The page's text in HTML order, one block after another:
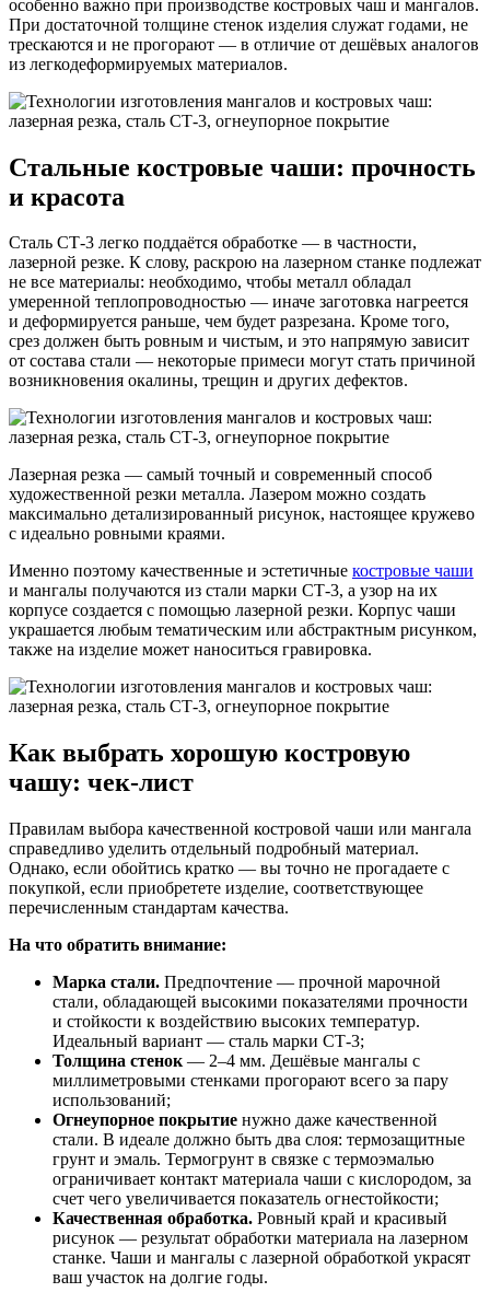
особенно важно при производстве костровых чаш и мангалов.
При достаточной толщине стенок изделия служат годами, не
трескаются и не прогорают — в отличие от дешёвых аналогов
из легкодеформируемых материалов.
Стальные костровые чаши: прочность
и красота
Сталь СТ-3 легко поддаётся обработке — в частности,
лазерной резке. К слову, раскрою на лазерном станке подлежат
не все материалы: необходимо, чтобы металл обладал
умеренной теплопроводностью — иначе заготовка нагреется
и деформируется раньше, чем будет разрезана. Кроме того,
срез должен быть ровным и чистым, и это напрямую зависит
от состава стали — некоторые примеси могут стать причиной
возникновения окалины, трещин и других дефектов.
Лазерная резка — самый точный и современный способ
художественной резки металла. Лазером можно создать
максимально детализированный рисунок, настоящее кружево
с идеально ровными краями.
Именно поэтому качественные и эстетичные костровые чаши
и мангалы получаются из стали марки СТ-3, а узор на их
корпусе создается с помощью лазерной резки. Корпус чаши
украшается любым тематическим или абстрактным рисунком,
также на изделие может наноситься гравировка.
Как выбрать хорошую костровую
чашу: чек-лист
Правилам выбора качественной костровой чаши или мангала
справедливо уделить отдельный подробный материал.
Однако, если обойтись кратко — вы точно не прогадаете с
покупкой, если приобретете изделие, соответствующее
перечисленным стандартам качества.
На что обратить внимание:
Марка стали. Предпочтение — прочной марочной
стали, обладающей высокими показателями прочности
и стойкости к воздействию высоких температур.
Идеальный вариант — сталь марки СТ-3;
Толщина стенок — 2–4 мм. Дешёвые мангалы с
миллиметровыми стенками прогорают всего за пару
использований;
Огнеупорное покрытие нужно даже качественной
стали. В идеале должно быть два слоя: термозащитные
грунт и эмаль. Термогрунт в связке с термоэмалью
ограничивает контакт материала чаши с кислородом, за
счет чего увеличивается показатель огнестойкости;
Качественная обработка. Ровный край и красивый
рисунок — результат обработки материала на лазерном
станке. Чаши и мангалы с лазерной обработкой украсят
ваш участок на долгие годы.